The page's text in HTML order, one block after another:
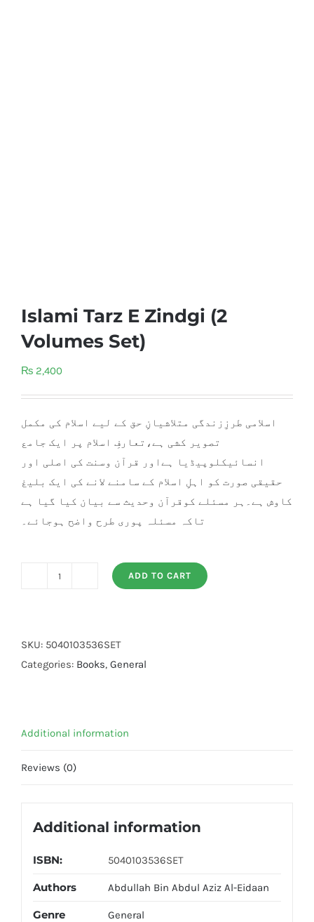
Islami Tarz E Zindgi (2
Volumes Set)
₨ 2,400
اسلامی طرزِزندگی متلاشیانِ حق کے لیے اسلام کی مکمل
تصویر کشی ہے،تعارفِ اسلام پر ایک جامع
انسائیکلوپیڈیا ہےاور قرآن وسنت کی اصلی اور
حقیقی صورت کو اہلِ اسلام کے سامنے لانے کی ایک بلیغ
کاوش ہے۔ہر مسئلے کوقرآن وحدیث سے بیان کیا گیا ہے
تاکہ مسئلہ پوری طرح واضح ہوجائے۔
Zindgi
(2
ADD TO CART
SKU: 5040103536SET
Categories: Books, General
Additional information
Reviews (0)
Additional information
ISBN: 5040103536SET
Authors Abdullah Bin Abdul Aziz Al-Eidaan
Genre General